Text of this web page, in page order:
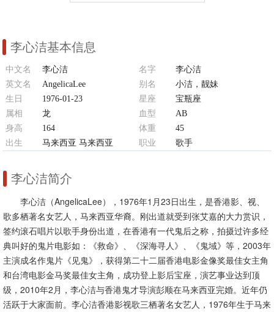
李心洁基本信息
中文名 李心洁 名字
李心洁
英文名
AngelicaLee 别名
小洁，靓妹
生日
1976-01-23 星座
宝瓶座
属相
龙 血型
AB
身高
164 体重
45
出生
马来西亚 马来西亚 职业 歌手
李心洁简介
李心洁（AngelicaLee），1976年1月23日出生，是香港影、视、
歌多栖著名女艺人，马来西亚华裔。刚出道就受到张艾嘉的大力赏识，
签约滚石唱片以歌手身份出道，在香港有一代鬼后之称，拍摄过许多经
典叫好的鬼片电影如：《救命》、《深海寻人》、《鬼域》等，2003年
主演成名作鬼片《见鬼》，获得第二十二届香港电影金像奖最佳女主角
和台湾电影金马奖最佳女主角，成功登上影后宝座，演艺事业达到顶
级，2010年2月，李心洁与香港鬼才导演彭顺在马来西亚完婚。近年仍
活跃于大家面前。李心洁香港影视歌三栖著名女艺人，1976年生于马来